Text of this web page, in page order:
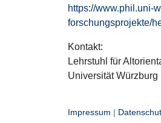
https://www.phil.uni-
forschungsprojekte/
Kontakt:
Lehrstuhl für
Universität Würzburg
Impressum |